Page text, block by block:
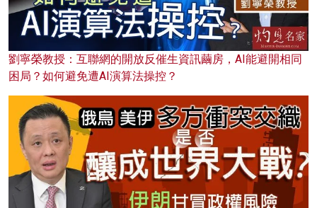
劉寧榮教授：互聯網的開放反催生資訊繭房，AI能避開相同
困局？如何避免遭AI演算法操控？